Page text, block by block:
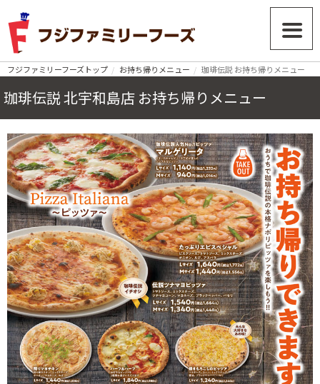
フジファミリーフーズトップ お持ち帰りメニュー 珈琲伝説 お持ち帰りメニュー
珈琲伝説 北宇和島店 お持ち帰りメニュー